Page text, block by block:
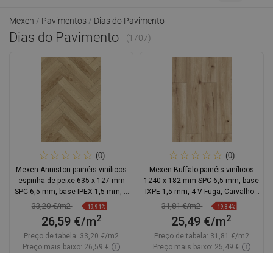
Mexen Pavimentos Dias do Pavimento
Dias do Pavimento (1707)
(0)
Mexen Anniston painéis vinílicos
espinha de peixe 635 x 127 mm
SPC 6,5 mm, base IPEX 1,5 mm, 4
V-Fuga, Carvalho
33,20 €/m2 -19,91%
26,59 €/m2
Preço de tabela: 33,20 €/m2
Preço mais baixo: 26,59 €
(0)
Mexen Buffalo painéis vinílicos
1240 x 182 mm SPC 6,5 mm, base
IXPE 1,5 mm, 4 V-Fuga, Carvalho -
F1007-1240-182-505-4V1-01
31,81 €/m2 -19,84%
25,49 €/m2
Preço de tabela: 31,81 €/m2
Preço mais baixo: 25,49 €